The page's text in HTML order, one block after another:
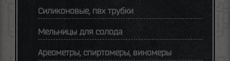
Силиконовые, пвх трубки
Мельницы для солода
Ареометры, спиртомеры, виномеры